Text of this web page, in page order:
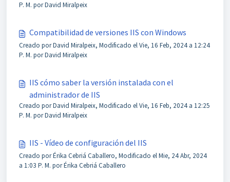
P. M. por David Miralpeix
Compatibilidad de versiones IIS con Windows
Creado por David Miralpeix, Modificado el Vie, 16 Feb, 2024 a 12:24
P. M. por David Miralpeix
IIS cómo saber la versión instalada con el
administrador de IIS
Creado por David Miralpeix, Modificado el Vie, 16 Feb, 2024 a 12:25
P. M. por David Miralpeix
IIS - Vídeo de configuración del IIS
Creado por Érika Cebriá Caballero, Modificado el Mie, 24 Abr, 2024
a 1:03 P. M. por Érika Cebriá Caballero